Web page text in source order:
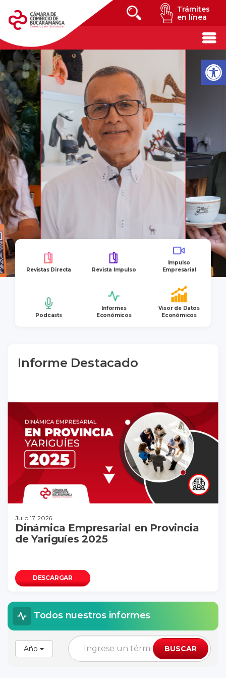
Trámites
en línea
Revistas Directa Revista Impulso
Impulso
Empresarial
Podcasts
Informes
Económicos
Visor de Datos
Económicos
Informe Destacado
Julio 17, 2026
Dinámica Empresarial en Provincia
de Yariguíes 2025
DESCARGAR
Todos nuestros informes
Año BUSCAR